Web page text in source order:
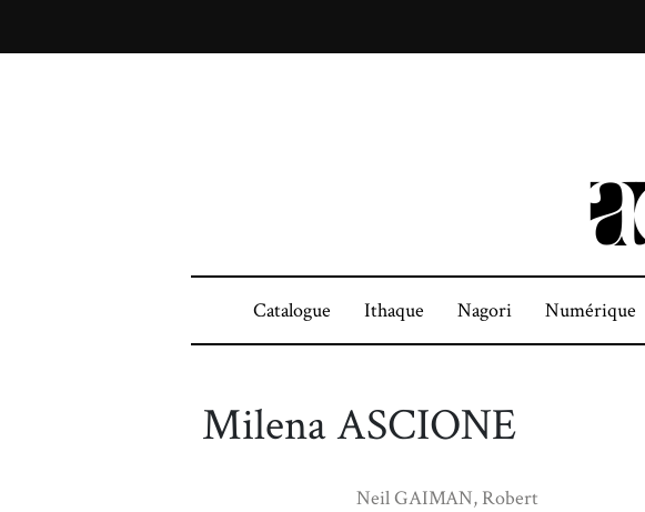
Catalogue Ithaque Nagori Numérique
Milena ASCIONE
Neil GAIMAN, Robert